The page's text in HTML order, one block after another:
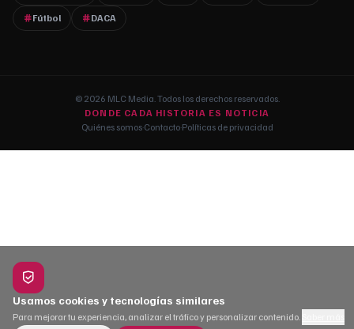
Fútbol DACA
© 2026 MLC Media. Todos los derechos reservados.
DONDE CADA HISTORIA ES NOTICIA
Quiénes somos·Contacto·Políticas de privacidad
Usamos cookies y tecnologías similares
Para mejorar tu experiencia, analizar el tráfico y personalizar contenido.